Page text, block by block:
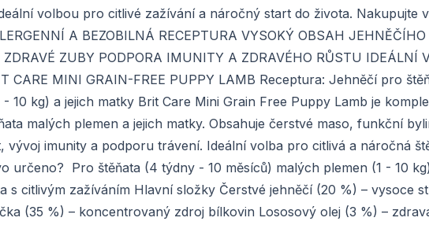
volbou pro citlivé zažívání a náročný start do života. Nakupujte
A BEZOBILNÁ RECEPTURA VYSOKÝ OBSAH
ZUBY PODPORA IMUNITY A ZDRAVÉHO RŮSTU IDEÁLNÍ
CARE MINI GRAIN-FREE PUPPY LAMB Receptura: Jehněčí pro
10 kg) a jejich matky Brit Care Mini Grain Free Puppy Lamb je
malých plemen a jejich matky. Obsahuje čerstvé maso, funkční
imunity a podporu trávení. Ideální volba pro citlivá a náročná
určeno? Pro štěňata (4 týdny - 10 měsíců) malých plemen (1 - 10
s citlivým zažíváním Hlavní složky Čerstvé jehněčí (20 %) – vysoce
(35 %) – koncentrovaný zdroj bílkovin Lososový olej (3 %) –